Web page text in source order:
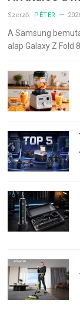
Szerző: PÉTER
A Samsung
alap Galaxy Z Fold